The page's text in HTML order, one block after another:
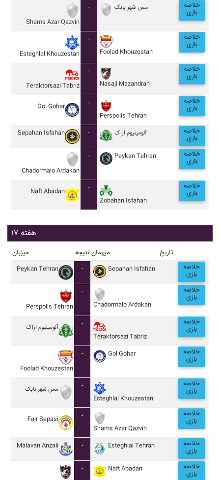
Shams Azar Qazvin
- مس شهر بابک خلاصه
بازی
Esteghlal Khouzestan
-
Foolad Khouzestan
خلاصه
بازی
Teraktorsazi Tabriz
-
Nasaji Mazandran
خلاصه
بازی
Gol Gohar
-
Perspolis Tehran
خلاصه
بازی
Sepahan Isfahan - آلومينيوم اراک خلاصه
بازی
Chadormalo Ardakan
- Peykan Tehran خلاصه
بازی
Naft Abadan
-
Zobahan Isfahan
خلاصه
بازی
هفته ۱۷
میزبان نتیجه میهمان تاریخ
Peykan Tehran - Sepahan Isfahan خلاصه
بازی
Perspolis Tehran
-
Chadormalo Ardakan
خلاصه
بازی
آلومينيوم اراک
-
Teraktorsazi Tabriz
خلاصه
بازی
Foolad Khouzestan
- Gol Gohar خلاصه
بازی
مس شهر بابک
-
Esteghlal Khouzestan
خلاصه
بازی
Fajr Sepasi
-
Shams Azar Qazvin
خلاصه
بازی
Malavan Anzali - Esteghlal Tehran خلاصه
بازی
- Naft Abadan خلاصه
بازی